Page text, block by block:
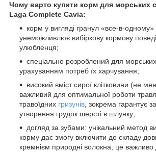
Чому варто купити корм для морських
Laga Complete Cavia:
корм у вигляді гранул «все-в-одному»
унеможливлює вибіркову кормову
улюбленця;
спеціально розроблений для
урахуванням потреб їх харчування;
високий вміст сирої клітковини (не
важливий для оптимальної роботи
травоїдних гризунів, зокрема гарантує
утворення грудок шерсті в шлунку;
догляд за зубами: унікальний метод
корму дає змогу включити до складу
кремнієм природні волокна, це важливо